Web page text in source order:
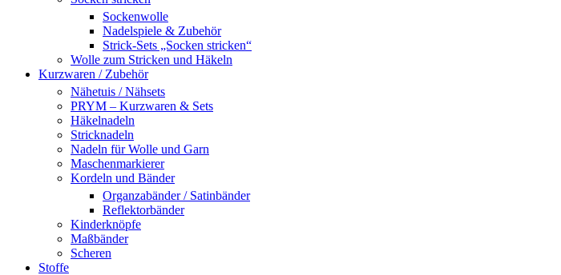
Sockenwolle
Nadelspiele & Zubehör
Strick-Sets „Socken stricken“
Wolle zum Stricken und Häkeln
Kurzwaren / Zubehör
Nähetuis / Nähsets
PRYM – Kurzwaren & Sets
Häkelnadeln
Stricknadeln
Nadeln für Wolle und Garn
Maschenmarkierer
Kordeln und Bänder
Organzabänder / Satinbänder
Reflektorbänder
Kinderknöpfe
Maßbänder
Scheren
Stoffe